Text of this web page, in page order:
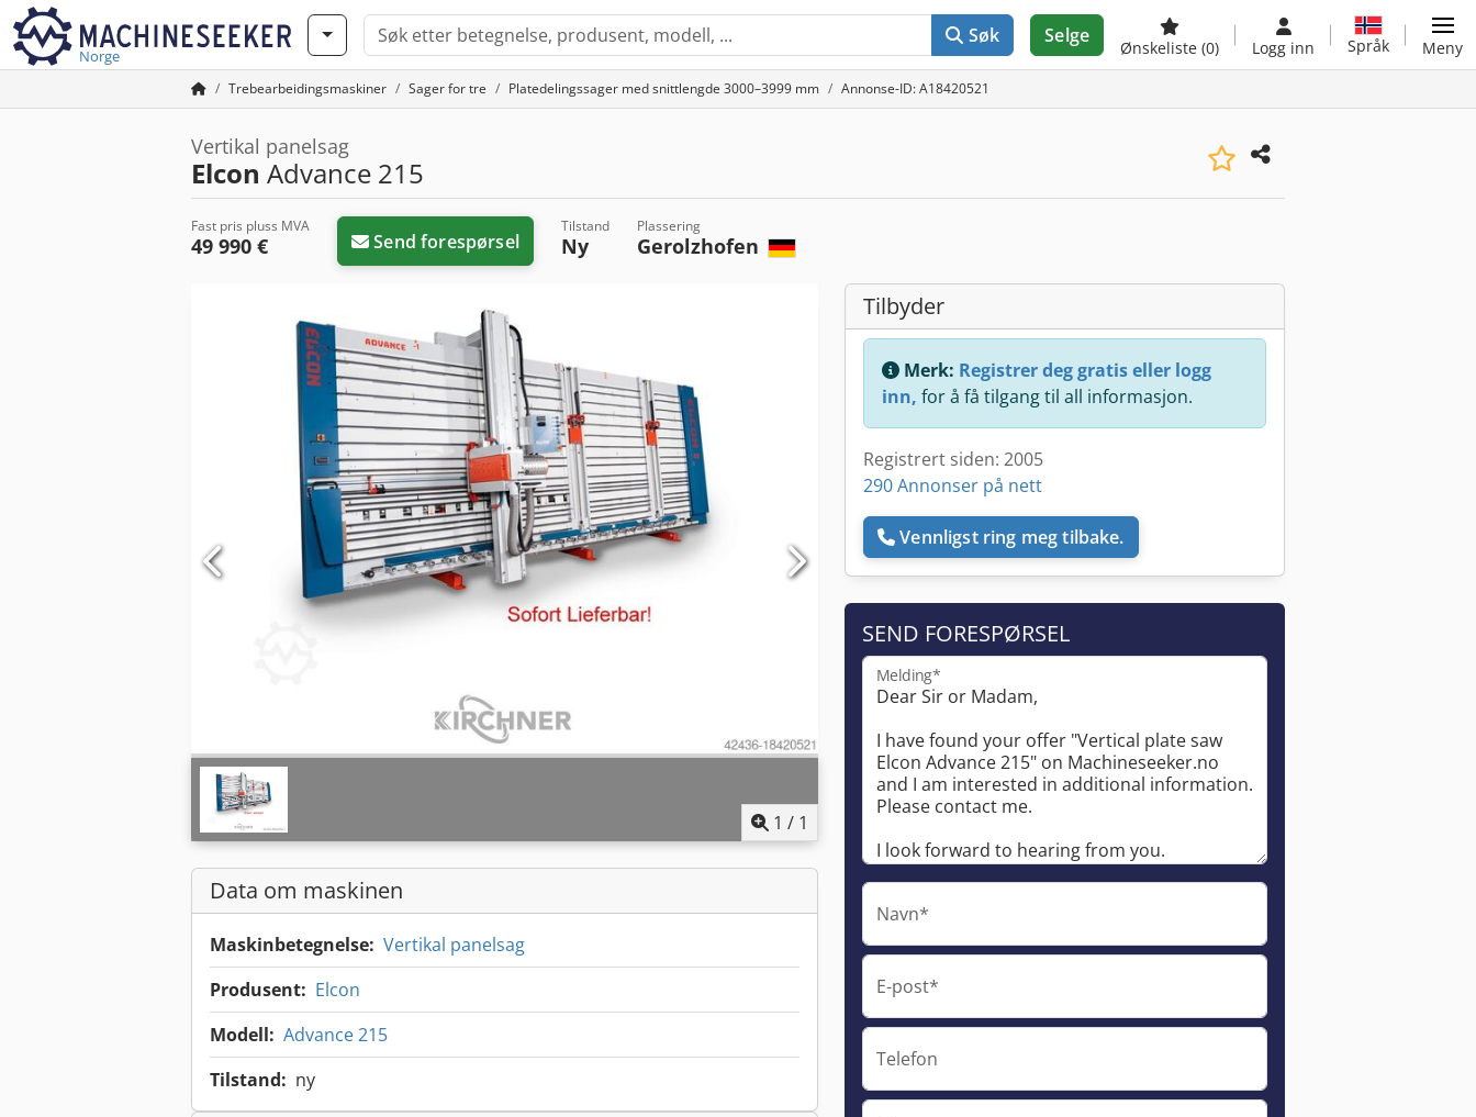
Norge
Søk Selge
Ønskeliste (0) Logg inn Språk Meny
Trebearbeidingsmaskiner Sager for tre Platedelingssager med snittlengde 3000–3999 mm Annonse-ID: A18420521
Vertikal panelsag
Elcon Advance 215
Fast pris pluss MVA
49 990 € Send forespørsel
Tilstand
Ny
Plassering
Gerolzhofen
1 / 1
Data om maskinen
Maskinbetegnelse: Vertikal panelsag
Produsent: Elcon
Modell: Advance 215
Tilstand: ny
Tilbyder
Merk: Registrer deg gratis eller logg
inn, for å få tilgang til all informasjon.
Registrert siden: 2005
290 Annonser på nett
Vennligst ring meg tilbake.
SEND FORESPØRSEL
Melding*
Navn*
E-post*
Telefon